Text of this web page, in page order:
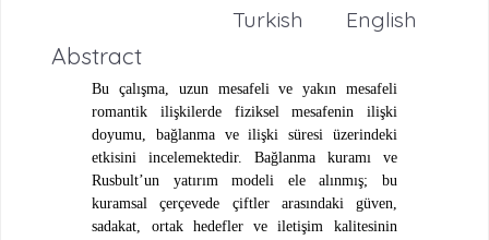
English
Turkish
Abstract
Bu çalışma, uzun mesafeli ve yakın mesafeli
romantik ilişkilerde fiziksel mesafenin ilişki
doyumu, bağlanma ve ilişki süresi üzerindeki
etkisini incelemektedir. Bağlanma kuramı ve
Rusbult’un yatırım modeli ele alınmış; bu
kuramsal çerçevede çiftler arasındaki güven,
sadakat, ortak hedefler ve iletişim kalitesinin